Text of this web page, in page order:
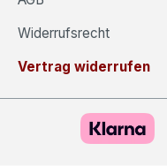
Widerrufsrecht
Vertrag widerrufen